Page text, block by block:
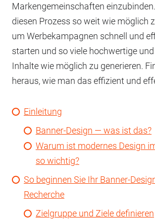
Markengemeinschaften
diesen Prozess so weit wie möglich
um Werbekampagnen schnell und
starten und so viele hochwertige
Inhalte wie möglich zu generieren.
heraus, wie man das effizient und
Einleitung
Banner-Design — was ist das?
Warum ist modernes Design
so wichtig?
So beginnen Sie Ihr Banner-
Recherche
Zielgruppe und Ziele definieren